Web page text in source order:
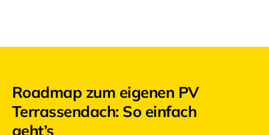
Roadmap zum eigenen PV
Terrassendach: So einfach
geht’s